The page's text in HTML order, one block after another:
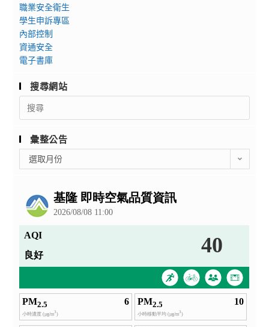
職業安全衛生
學生申訴專區
內部控制
資通安全
電子書庫
搜尋網站
Search
for:
彙整公告
整
選取月份